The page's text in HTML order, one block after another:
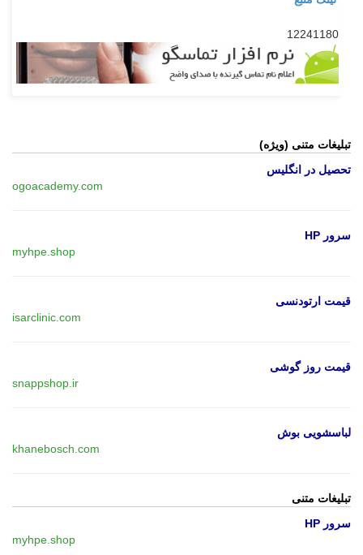
12241180
تبلیغات متنی (ویژه)
تحصیل در انگلیس
ogoacademy.com
سرور HP
myhpe.shop
قیمت ارتودنسی
isarclinic.com
قیمت روز گوشی
snappshop.ir
لباسشویی بوش
khanebosch.com
تبلیغات متنی
سرور HP
myhpe.shop